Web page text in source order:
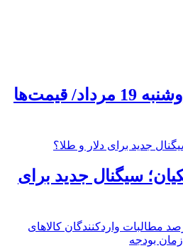
قیمت طلا و سکه دوشنبه 19 مرداد/ قیمت‌ها
سیگنال جدید برای